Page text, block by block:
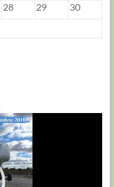
28 29
30